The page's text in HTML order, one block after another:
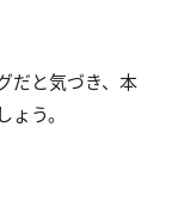
だと気づき、本
う。